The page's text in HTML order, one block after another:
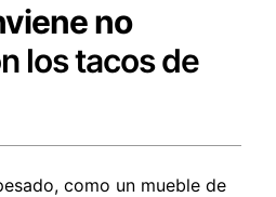
no
los tacos de
como un mueble de